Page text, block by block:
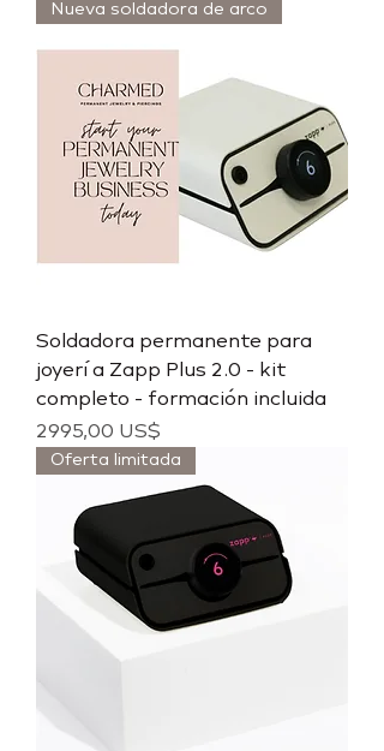
Nueva soldadora de arco
Soldadora permanente para
joyería Zapp Plus 2.0 - kit
completo - formación incluida
Precio
2995,00 US$
Oferta limitada